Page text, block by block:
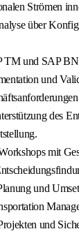
Strömen
über
und SAP
und
des
mit
und
und